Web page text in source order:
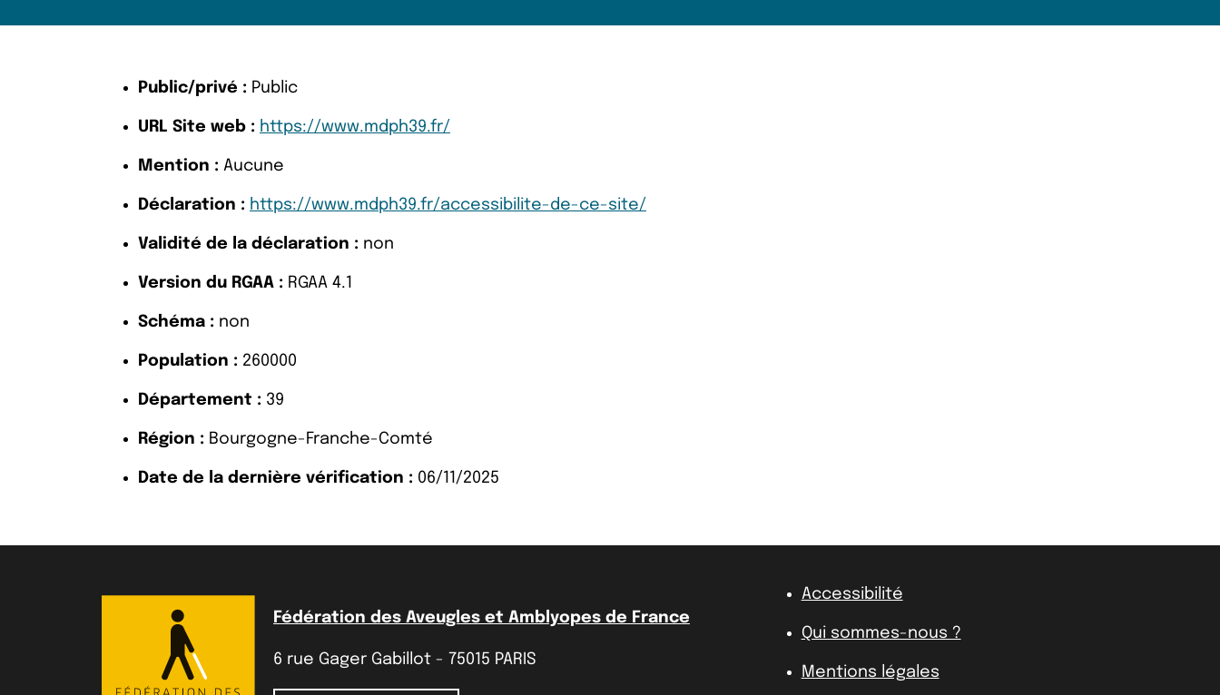
Public/privé : Public
URL Site web : https://www.mdph39.fr/
Mention : Aucune
Déclaration : https://www.mdph39.fr/accessibilite-de-ce-site/
Validité de la déclaration : non
Version du RGAA : RGAA 4.1
Schéma : non
Population : 260000
Département : 39
Région : Bourgogne-Franche-Comté
Date de la dernière vérification : 06/11/2025
Fédération des Aveugles et Amblyopes de France
6 rue Gager Gabillot - 75015 PARIS
Accessibilité
Qui sommes-nous ?
Mentions légales